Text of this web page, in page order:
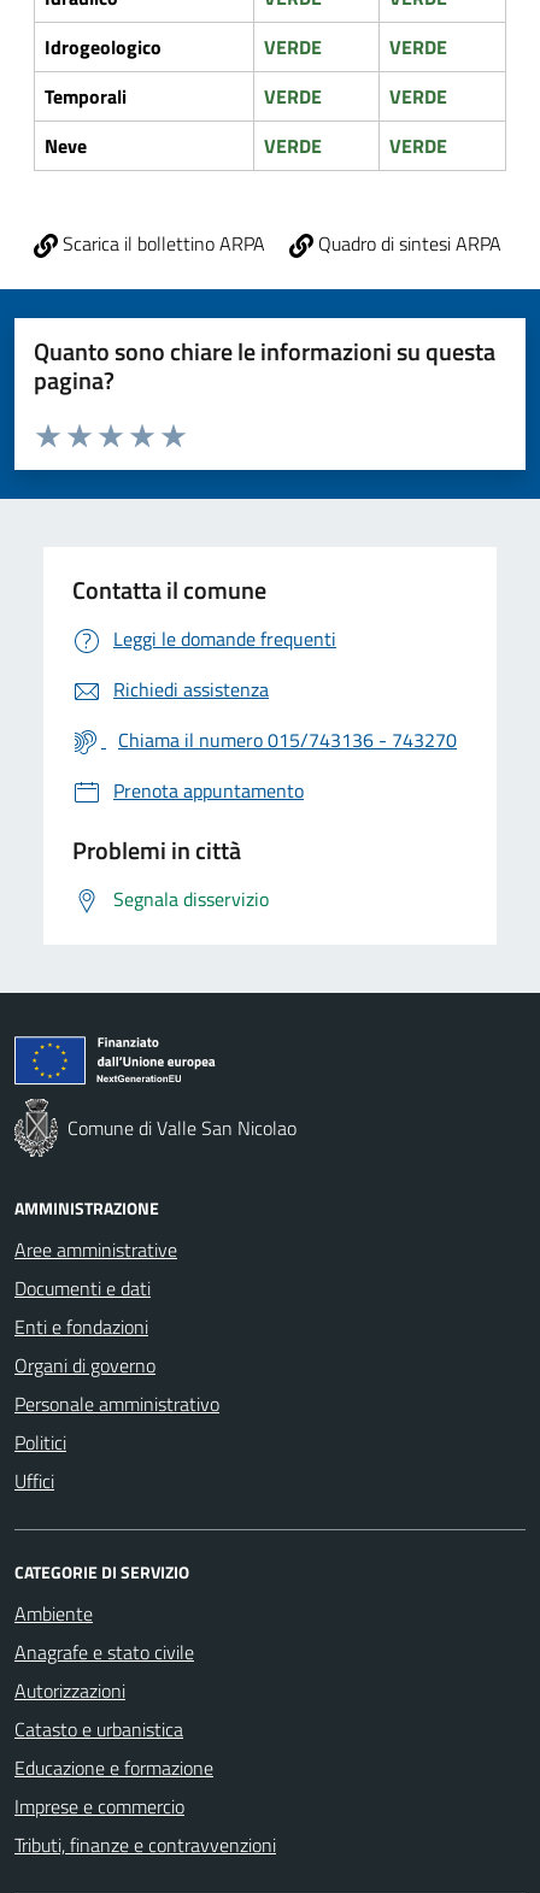
Idrogeologico
VERDE
VERDE
Temporali
VERDE
VERDE
Neve
VERDE VERDE
Scarica il bollettino ARPA Quadro di sintesi ARPA
Quanto sono chiare le informazioni su questa
pagina?
Valuta da 1 a 5 stelle la pagina
Valuta 5 stelle su 5
Valuta 4 stelle su 5
Valuta 3 stelle su 5
Valuta 2 stelle su 5
Valuta 1 stelle su 5
Contatta il comune
Leggi le domande frequenti
Richiedi assistenza
Chiama il numero 015/743136 - 743270
Prenota appuntamento
Problemi in città
Segnala disservizio
Comune di Valle San Nicolao
AMMINISTRAZIONE
Aree amministrative
Documenti e dati
Enti e fondazioni
Organi di governo
Personale amministrativo
Politici
Uffici
CATEGORIE DI SERVIZIO
Ambiente
Anagrafe e stato civile
Autorizzazioni
Catasto e urbanistica
Educazione e formazione
Imprese e commercio
Tributi, finanze e contravvenzioni